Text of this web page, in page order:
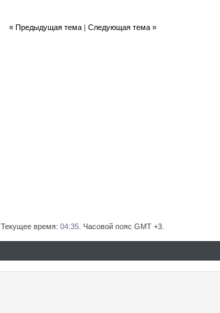
« Предыдущая тема| Следующая тема »
Текущее время: 04:35 . Часовой пояс GMT +3.